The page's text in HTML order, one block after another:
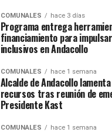
COMUNALES hace 3 días
Programa entrega
financiamiento para
inclusivos en Andacollo
COMUNALES hace 1 semana
Alcalde de Andacollo
recursos tras reunión de
Presidente Kast
COMUNALES hace 1 semana